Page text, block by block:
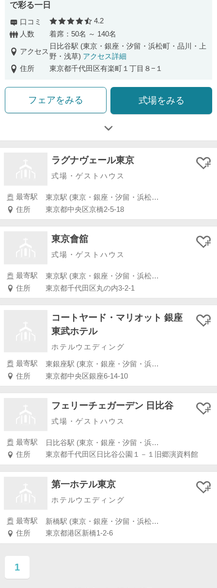
で彩る⼀⽇
口コミ 口コミ評価
4.2
人数
着席：50名 ～ 140名
アクセス
日比谷駅 (東京・銀座・汐留・浜松町・品川・上
野・浅草) アクセス詳細
住所
東京都千代田区有楽町１丁目８−１
フェアをみる 式場をみる
ラグナヴェール東京
式場・ゲストハウス
最寄駅
東京駅 (東京・銀座・汐留・浜松町・品川・上野・浅草)
住所
東京都中央区京橋2-5-18
東京會舘
式場・ゲストハウス
最寄駅
東京駅 (東京・銀座・汐留・浜松町・品川・上野・浅草)
住所
東京都千代田区丸の内3-2-1
コートヤード・マリオット 銀座
東武ホテル
ホテルウエディング
最寄駅
東銀座駅 (東京・銀座・汐留・浜松町・品川・上野・浅草)
住所
東京都中央区銀座6-14-10
フェリーチェガーデン 日比谷
式場・ゲストハウス
最寄駅
日比谷駅 (東京・銀座・汐留・浜松町・品川・上野・浅草)
住所
東京都千代田区日比谷公園１－１旧郷演資料館
第一ホテル東京
ホテルウエディング
最寄駅
新橋駅 (東京・銀座・汐留・浜松町・品川・上野・浅草)
住所
東京都港区新橋1-2-6
1
ページ目